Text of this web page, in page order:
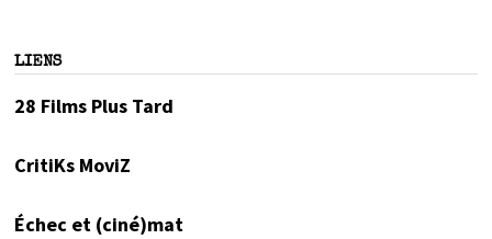
LIENS
28 Films Plus Tard
CritiKs MoviZ
Échec et (ciné)mat